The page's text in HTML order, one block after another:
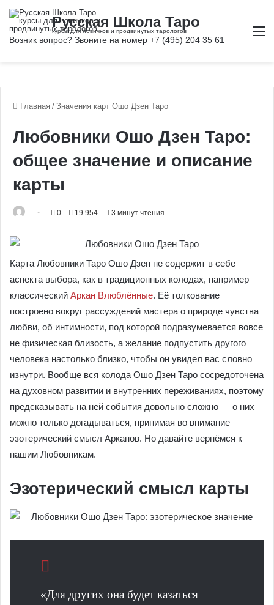
Главная / Значения карт Ошо Дзен Таро
Любовники Ошо Дзен Таро:
общее значение и описание
карты
0 19 954 3 минут чтения
Карта Любовники Таро Ошо Дзен не содержит в себе
аспекта выбора, как в традиционных колодах, например
классический Аркан Влюблённые. Её толкование
построено вокруг рассуждений мастера о природе чувства
любви, об интимности, под которой подразумевается вовсе
не физическая близость, а желание подпустить другого
человека настолько близко, чтобы он увидел вас словно
изнутри. Вообще вся колода Ошо Дзен Таро сосредоточена
на духовном развитии и внутренних переживаниях, поэтому
предсказывать на ней события довольно сложно — о них
можно только догадываться, принимая во внимание
эзотерический смысл Арканов. Но давайте вернёмся к
нашим Любовникам.
Эзотерический смысл карты
«Для других она будет казаться